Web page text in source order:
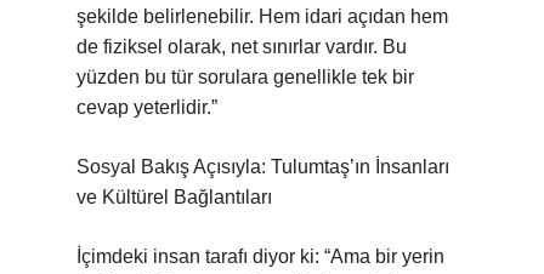
şekilde belirlenebilir. Hem idari açıdan hem
de fiziksel olarak, net sınırlar vardır. Bu
yüzden bu tür sorulara genellikle tek bir
cevap yeterlidir.”
Sosyal Bakış Açısıyla: Tulumtaş’ın İnsanları
ve Kültürel Bağlantıları
İçimdeki insan tarafı diyor ki: “Ama bir yerin